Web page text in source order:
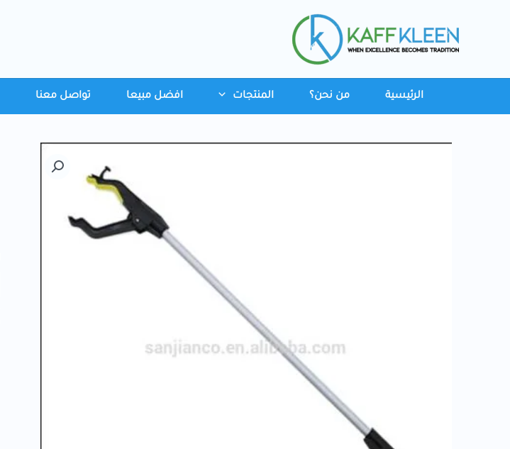
الرئيسية من نحن؟ المنتجات افضل مبيعا تواصل معنا